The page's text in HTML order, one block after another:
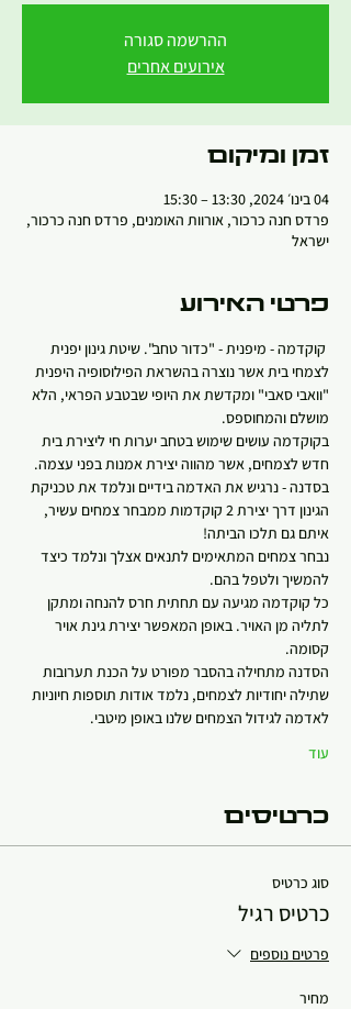
ההרשמה סגורה
אירועים אחרים
זמן ומיקום
04 בינו׳ 2024, 13:30 – 15:30
פרדס חנה כרכור, אורוות האומנים, פרדס חנה כרכור,
ישראל
פרטי האירוע
קוקדמה - מיפנית - "כדור טחב". שיטת גינון יפנית
לצמחי בית אשר נוצרה בהשראת הפילוסופיה היפנית
"וואבי סאבי" ומקדשת את היופי שבטבע הפראי, הלא
מושלם והמחוספס.
בקוקדמה עושים שימוש בטחב יערות חי ליצירת בית
חדש לצמחים, אשר מהווה יצירת אמנות בפני עצמה.
בסדנה - נרגיש את האדמה בידיים ונלמד את טכניקת
הגינון דרך יצירת 2 קוקדמות ממבחר צמחים עשיר,
איתם גם תלכו הביתה!
נבחר צמחים המתאימים לתנאים אצלך ונלמד כיצד
להמשיך ולטפל בהם.
כל קוקדמה מגיעה עם תחתית חרס להנחה ומתקן
לתליה מן האויר. באופן המאפשר יצירת גינת אויר
קסומה.
הסדנה מתחילה בהסבר מפורט על הכנת תערובות
שתילה יחודיות לצמחים, נלמד אודות תוספות חיוניות
לאדמה לגידול הצמחים שלנו באופן מיטבי.
עוד
כרטיסים
סוג כרטיס
כרטיס רגיל
פרטים נוספים
מחיר